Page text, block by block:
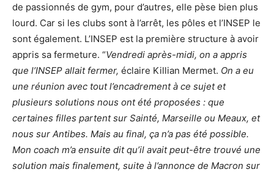
de passionnés de gym, pour d’autres, elle pèse bien plus
lourd. Car si les clubs sont à l’arrêt, les pôles et l’INSEP le
sont également. L’INSEP est la première structure à avoir
appris sa fermeture. “Vendredi après-midi, on a appris
que l’INSEP allait fermer, éclaire Killian Mermet. On a eu
une réunion avec tout l’encadrement à ce sujet et
plusieurs solutions nous ont été proposées : que
certaines filles partent sur Sainté, Marseille ou Meaux, et
nous sur Antibes. Mais au final, ça n’a pas été possible.
Mon coach m’a ensuite dit qu’il avait peut-être trouvé une
solution mais finalement, suite à l’annonce de Macron sur